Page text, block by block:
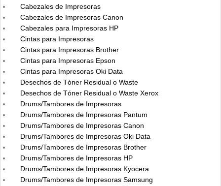
Cabezales de Impresoras
Cabezales de Impresoras Canon
Cabezales para Impresoras HP
Cintas para Impresoras
Cintas para Impresoras Brother
Cintas para Impresoras Epson
Cintas para Impresoras Oki Data
Desechos de Tóner Residual o Waste
Desechos de Tóner Residual o Waste Xerox
Drums/Tambores de Impresoras
Drums/Tambores de Impresoras Pantum
Drums/Tambores de Impresoras Canon
Drums/Tambores de Impresoras Oki Data
Drums/Tambores de Impresoras Brother
Drums/Tambores de Impresoras HP
Drums/Tambores de Impresoras Kyocera
Drums/Tambores de Impresoras Samsung